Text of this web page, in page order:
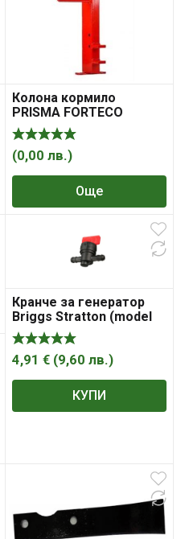
Колона кормило
PRISMA FORTECO
ПРИЗМА
(0,00 лв.)
Още
Кранче за генератор
Briggs Stratton (model
2)
4,91 € (9,60 лв.)
КУПИ